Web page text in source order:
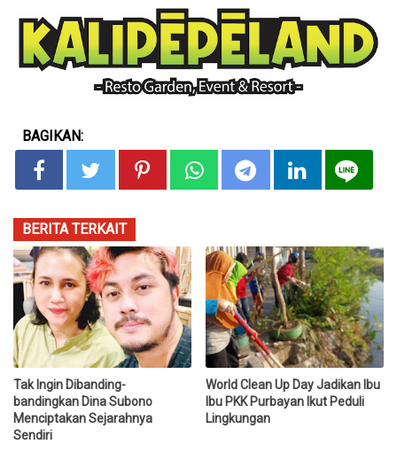
BAGIKAN:
BERITA TERKAIT
Tak Ingin Dibanding-
bandingkan Dina Subono
Menciptakan Sejarahnya
Sendiri
World Clean Up Day Jadikan Ibu
Ibu PKK Purbayan Ikut Peduli
Lingkungan